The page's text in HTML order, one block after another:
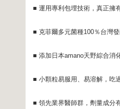
■ 運用專利包埋技術，真正擁
■ 克菲爾多元菌種100％台灣
■ 添加日本amano天野綜合消
■ 小顆粒易服用、易溶解，吃
■ 領先業界醫師群，劑量成分